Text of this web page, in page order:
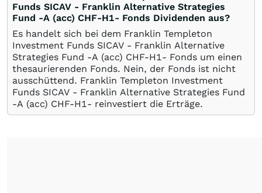
Funds SICAV - Franklin Alternative Strategies
Fund -A (acc) CHF-H1- Fonds Dividenden aus?
Es handelt sich bei dem Franklin Templeton
Investment Funds SICAV - Franklin Alternative
Strategies Fund -A (acc) CHF-H1- Fonds um einen
thesaurierenden Fonds. Nein, der Fonds ist nicht
ausschüttend. Franklin Templeton Investment
Funds SICAV - Franklin Alternative Strategies Fund
-A (acc) CHF-H1- reinvestiert die Erträge.